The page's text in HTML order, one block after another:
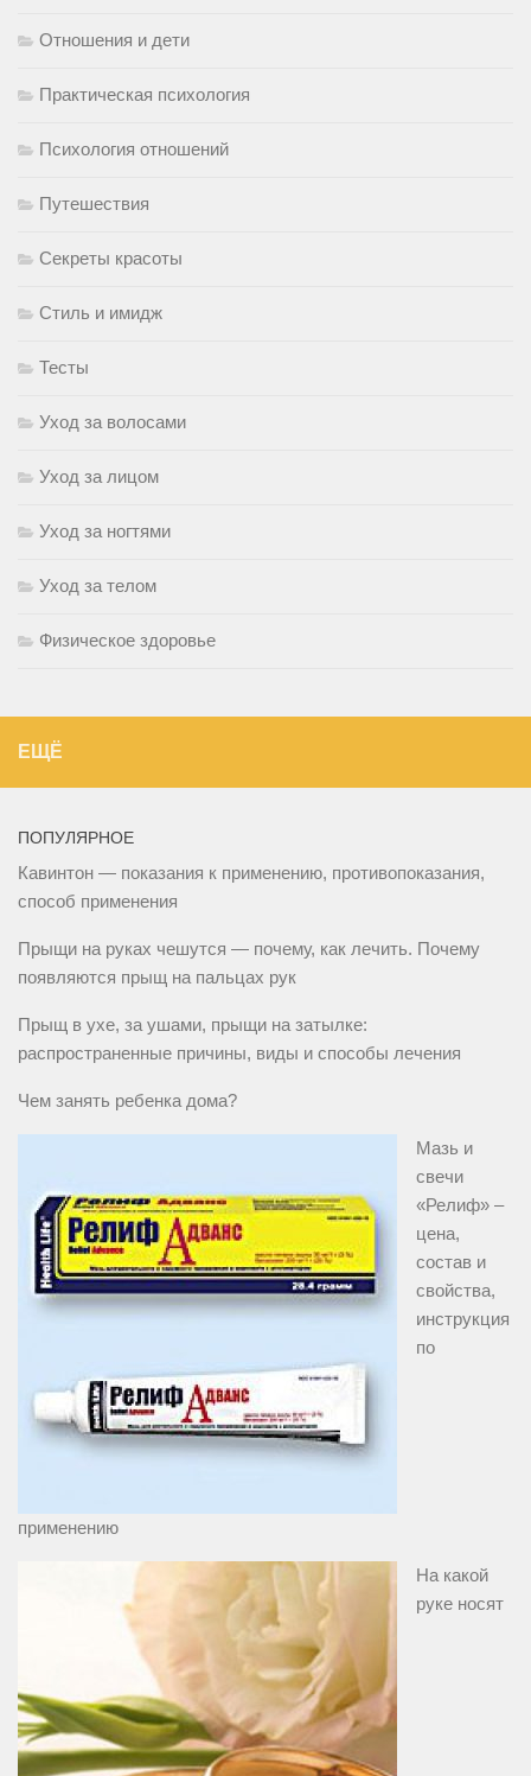
Отношения и дети
Практическая психология
Психология отношений
Путешествия
Секреты красоты
Стиль и имидж
Тесты
Уход за волосами
Уход за лицом
Уход за ногтями
Уход за телом
Физическое здоровье
ЕЩЁ
ПОПУЛЯРНОЕ
Кавинтон — показания к применению, противопоказания,
способ применения
Прыщи на руках чешутся — почему, как лечить. Почему
появляются прыщ на пальцах рук
Прыщ в ухе, за ушами, прыщи на затылке:
распространенные причины, виды и способы лечения
Чем занять ребенка дома?
Мазь и
свечи
«Релиф» –
цена,
состав и
свойства,
инструкция
по
применению
На какой
руке носят